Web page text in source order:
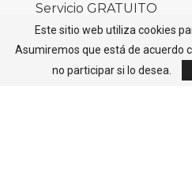
Servicio GRATUITO
Este sitio web utiliza cookies
Asumiremos que está de acuerdo
no participar si lo desea.